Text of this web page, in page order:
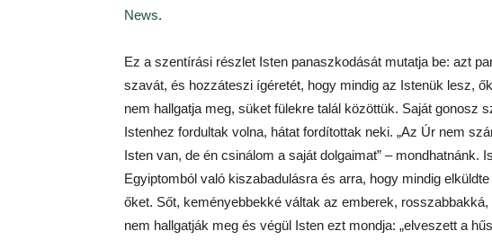
News.
Ez a szentírási részlet Isten panaszkodását mutatja be: azt
szavát, és hozzáteszi ígéretét, hogy mindig az Istenük lesz,
nem hallgatja meg, süket fülekre talál közöttük. Saját gonosz
Istenhez fordultak volna, hátat fordítottak neki. „Az Úr nem
Isten van, de én csinálom a saját dolgaimat” – mondhatnánk.
Egyiptomból való kiszabadulásra és arra, hogy mindig
őket. Sőt, keményebbekké váltak az emberek,
nem hallgatják meg és végül Isten ezt mondja: „elveszett a